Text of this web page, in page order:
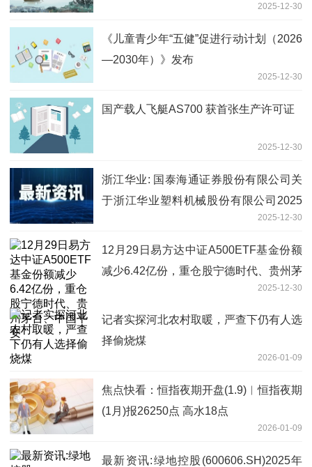
2025-12-30
《儿童青少年“五健”促进行动计划（2026
—2030年）》发布
2025-12-30
国产载人飞艇AS700 获首张生产许可证
2025-12-30
浙江华业: 国泰海通证券股份有限公司关
于浙江华业塑料机械股份有限公司2025
年度持续督导培训情况报告内容摘要 热
消息
2025-12-30
12月29日易方达中证A500ETF基金份额
减少6.42亿份，重仓股宁德时代、贵州茅
2025-12-30
记者实探河北农村取暖，严查下仍有人选
择偷烧煤
2026-01-09
焦点快看：恒指夜期开盘(1.9)︱恒指夜期
(1月)报26250点 高水18点
2026-01-09
最新资讯:绿地控股(600606.SH)2025年